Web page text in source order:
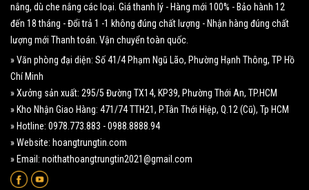
nắng, dù che nắng các loại. Giá thanh lý - Hàng mới 100% - Bảo hành 12
đến 18 tháng - Đổi trả 1 -1 không đúng chất lượng - Nhận hàng đúng chất
lượng mới Thanh toán. Vận chuyển toàn quốc.
» Văn phòng đại diện: Số 41/4 Phạm Ngũ Lão, Phường Hạnh Thông, TP Hồ
Chí Minh
» Xưởng sản xuất: 295/5 Đường TX14, KP39, Phường Thới An, TP.HCM
» Kho Nhận Giao Hàng: 471/74 TTH21, P.Tân Thới Hiệp, Q.12 (Cũ), Tp HCM
» Hotline: 0978.773.883 - 0988.8888.94
» Website: hoangtrungtin.com
» Email: noithathoangtrungtin2021@gmail.com